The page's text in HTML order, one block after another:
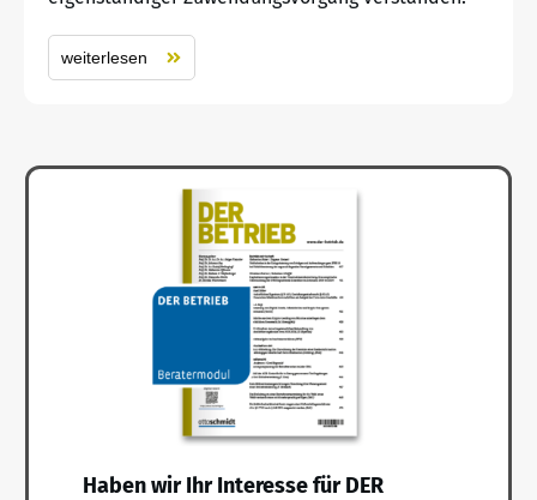
weiterlesen
Haben wir Ihr Interesse für DER